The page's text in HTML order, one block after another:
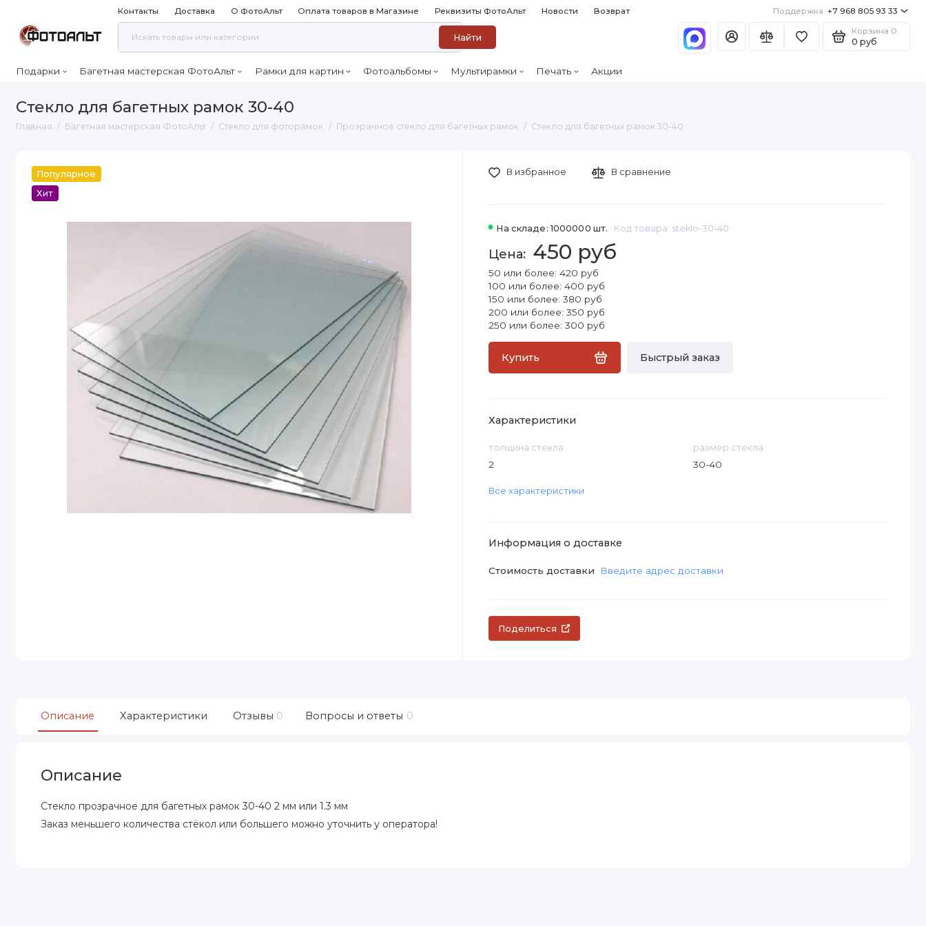
Контакты Доставка О ФотоАльт Оплата товаров в Магазине Реквизиты ФотоАльт Новости Возврат Поддержка +7 968 805 93 33
Найти
Корзина 0
0 руб
Подарки Багетная мастерская ФотоАльт Рамки для картин Фотоальбомы Мультирамки Печать Акции
Стекло для багетных рамок 30-40
Главная Багетная мастерская ФотоАльт Стекло для фоторамок Прозрачное стекло для багетных рамок Стекло для багетных рамок 30-40
Популярное
Хит
На складе: 1000000 шт. Код товара: steklo-30-40
450 руб
50 или более: 420 руб
100 или более: 400 руб
150 или более: 380 руб
200 или более: 350 руб
250 или более: 300 руб
Купить Быстрый заказ
В избранное В сравнение
Характеристики
толщина стекла
2
размер стекла
30-40
Все характеристики
Информация о доставке
Стоимость доставки Введите адрес доставки
Поделиться
Описание Характеристики Отзывы 0 Вопросы и ответы 0
Описание
Стекло прозрачное для багетных рамок 30-40 2 мм или 1.3 мм
Заказ меньшего количества стёкол или большего можно уточнить у оператора!